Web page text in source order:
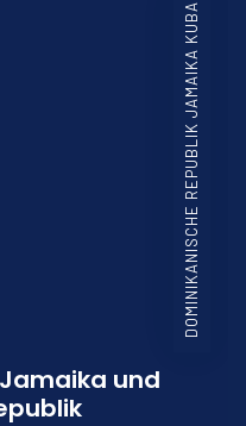
DOMINIKANISCHE REPUBLIK JAMAIKA KUBA
und